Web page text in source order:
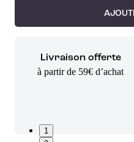
Livraison offerte
à partir de 59€ d’achat
1